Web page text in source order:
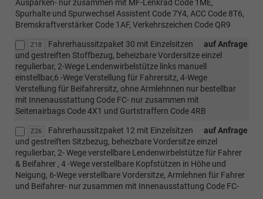
Ausparken- nur zusammen mit MF-Lenkrad Code 1ME,
Spurhalte und Spurwechsel Assistent Code 7Y4, ACC Code 8T6,
Bremskraftverstärker Code 1AF, Verkehrszeichen Code QR9
Z18 auf Anfrage
Fahrerhaussitzpaket 30 mit Einzelsitzen
und gestreiften Stoffbezug, beheizbare Vordersitze einzel
regulierbar, 2-Wege Lendenwirbelstütze links manuell
einstellbar,6 -Wege Verstellung für Fahrersitz, 4-Wege
Verstellung für Beifahrersitz, ohne Armlehnnen nur bestellbar
mit Innenausstattung Code FC- nur zusammen mit
Seitenairbags Code 4X1 und Gurtstraffern Code 4RB
Z26 auf Anfrage
Fahrerhaussitzpaket 12 mit Einzelsitzen
und gestreiften Sitzbezug, beheizbare Vordersitze einzel
regulierbar, 2- Wege verstellbare Lendenwirbelstütze für Fahrer
& Beifahrer , 4 -Wege verstellbare Kopfstützen in Höhe und
Neigung, 6-Wege verstellbare Vordersitze, Armlehnen für Fahrer
und Beifahrer- nur zusammen mit Innenausstattung Code FC-